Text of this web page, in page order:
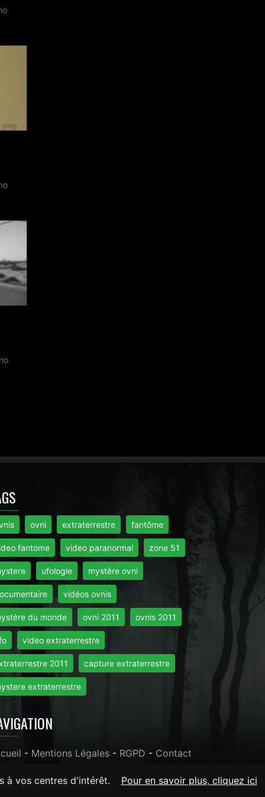
à vos centres d'intérêt. Pour en savoir plus, cliquez ici
ovni extraterrestre fantôme
fantome video paranormal zone 51
ufologie mystère ovni
vidéos ovnis
du monde ovni 2011 ovnis 2011
video extraterrestre
2011 capture extraterrestre
extraterrestre
- Mentions Légales - RGPD - Contact